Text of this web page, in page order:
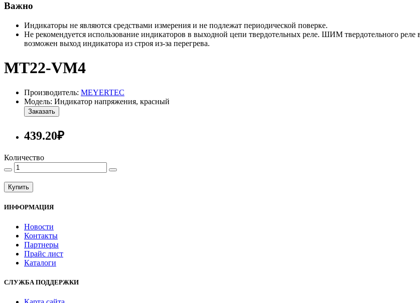
Важно
Индикаторы не являются средствами измерения и не подлежат периодической поверке.
Не рекомендуется использование индикаторов в выходной цепи твердотельных реле. ШИМ твердотельного реле
возможен выход индикатора из строя из-за перегрева.
MT22-VM4
Производитель: MEYERTEC
Модель: Индикатор напряжения, красный
Заказать
439.20₽
Количество
Купить
ИНФОРМАЦИЯ
Новости
Контакты
Партнеры
Прайс лист
Каталоги
СЛУЖБА ПОДДЕРЖКИ